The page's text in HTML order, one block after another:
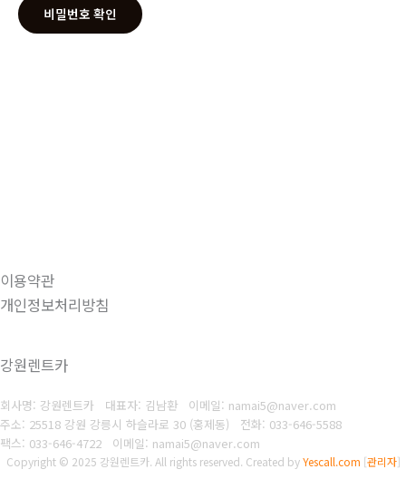
비밀번호 확인
이용약관
개인정보처리방침
강원렌트카
회사명: 강원렌트카 대표자: 김남환 이메일: namai5@naver.com
주소: 25518 강원 강릉시 하슬라로 30 (홍제동) 전화: 033-646-5588
팩스: 033-646-4722
이메일: namai5@naver.com
Copyright © 2025 강원렌트카. All rights reserved. Created byYescall.com [관리자]